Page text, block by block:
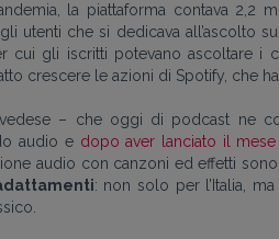
la piattaforma contava 2,2
utenti che si dedicava all’ascolto
cui gli iscritti potevano ascoltare i
crescere le azioni di Spotify, che
– che oggi di podcast ne
audio e dopo aver lanciato il
audio con canzoni ed effetti
: non solo per l’Italia, ma